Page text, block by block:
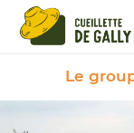
Le
Panneau de gestion